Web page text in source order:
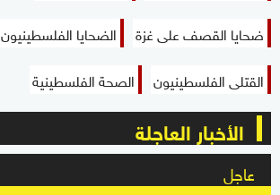
ضحايا القصف على غزة
الضحايا الفلسطينيون
القتلى الفلسطينيون
الصحة الفلسطينية
الأخبار العاجلة
عاجل